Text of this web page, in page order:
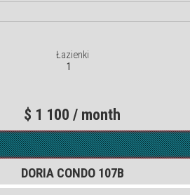
Łazienki
1
$ 1 100 / month
DORIA CONDO 107B